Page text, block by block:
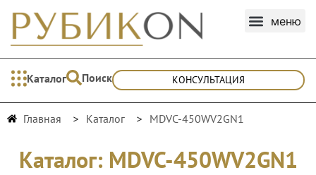
Каталог Поиск КОНСУЛЬТАЦИЯ
Главная Каталог MDVC-450WV2GN1
Каталог: MDVC-450WV2GN1